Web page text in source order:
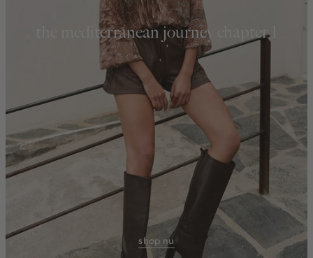
the mediterranean journey chapter 1
shop nu